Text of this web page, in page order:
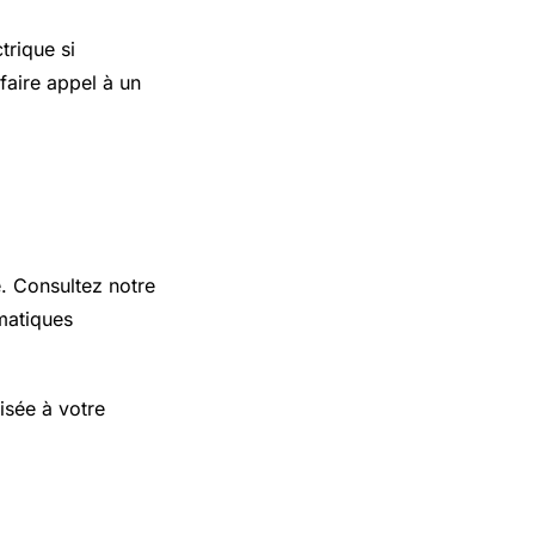
si
appel à un
Consultez notre
à votre